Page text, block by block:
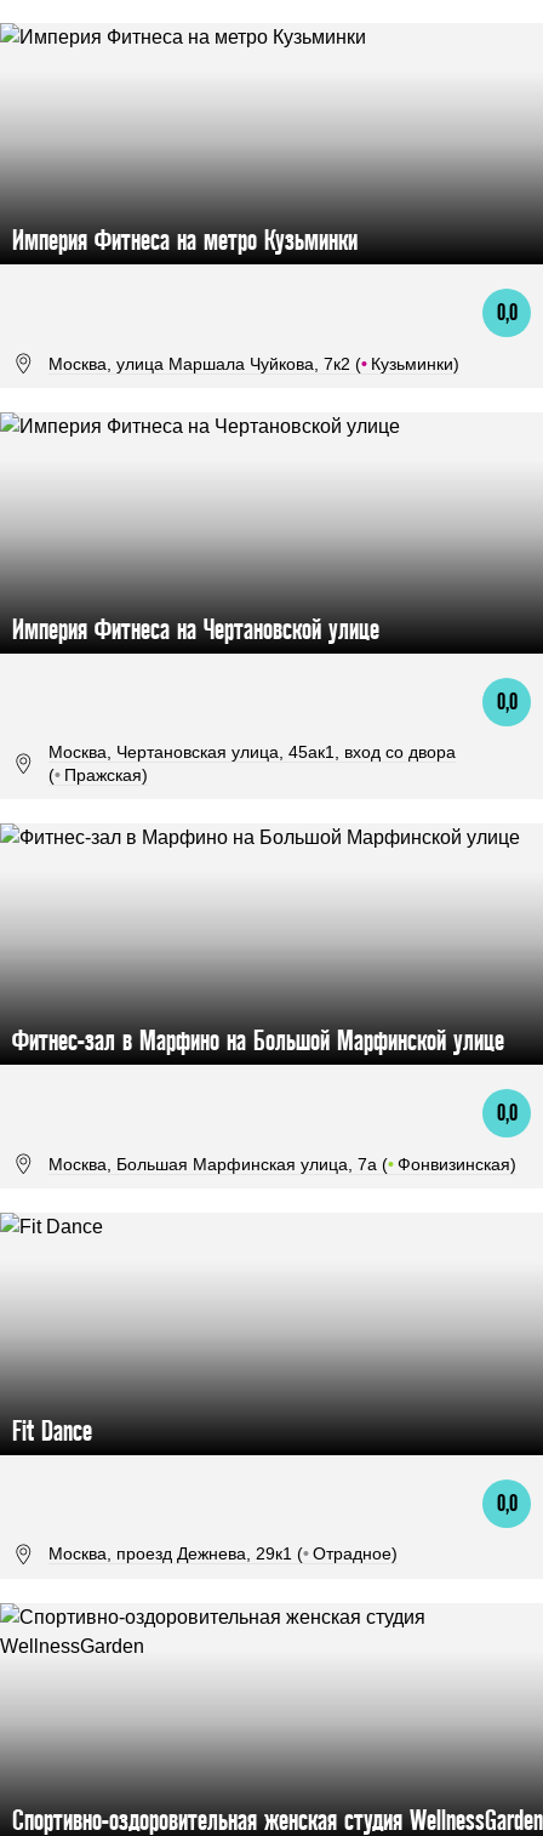
Империя Фитнеса на метро Кузьминки
0,0
Москва, улица Маршала Чуйкова, 7к2 (• Кузьминки)
Империя Фитнеса на Чертановской улице
0,0
Москва, Чертановская улица, 45ак1, вход со двора
(• Пражская)
Фитнес-зал в Марфино на Большой Марфинской улице
0,0
Москва, Большая Марфинская улица, 7а (•Фонвизинская)
Fit Dance
0,0
Москва, проезд Дежнева, 29к1 (•Отрадное)
Спортивно-оздоровительная женская студия WellnessGarden